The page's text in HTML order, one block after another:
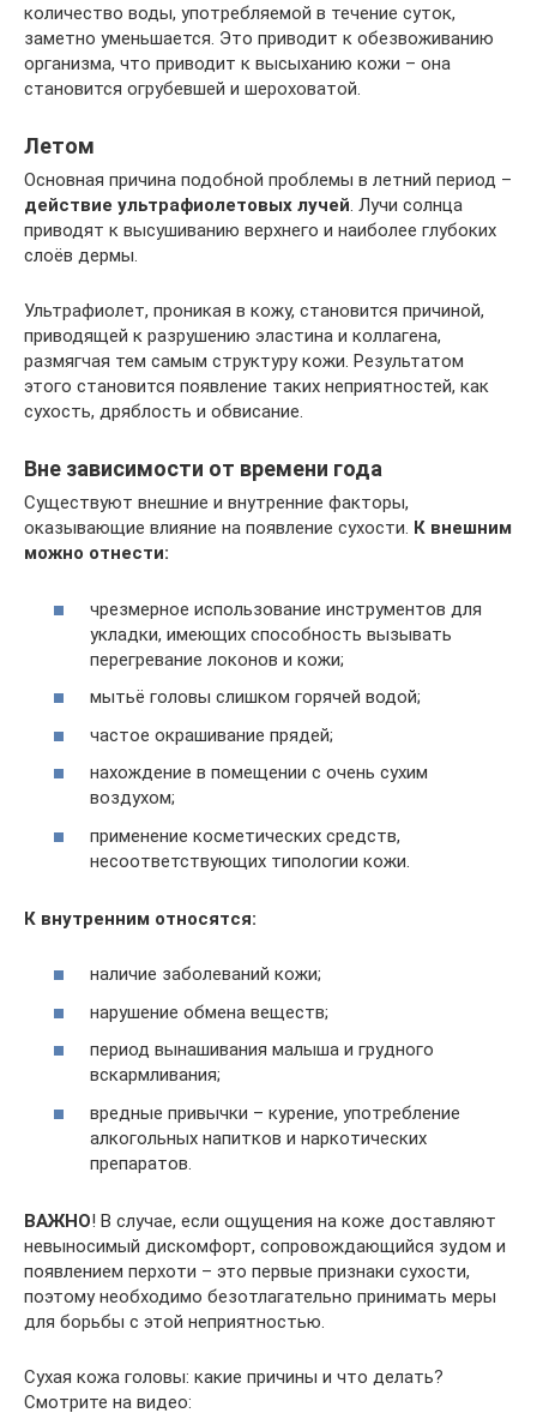
количество воды, употребляемой в течение суток,
заметно уменьшается. Это приводит к обезвоживанию
организма, что приводит к высыханию кожи – она
становится огрубевшей и шероховатой.
Летом
Основная причина подобной проблемы в летний период –
действие ультрафиолетовых лучей. Лучи солнца
приводят к высушиванию верхнего и наиболее глубоких
слоёв дермы.
Ультрафиолет, проникая в кожу, становится причиной,
приводящей к разрушению эластина и коллагена,
размягчая тем самым структуру кожи. Результатом
этого становится появление таких неприятностей, как
сухость, дряблость и обвисание.
Вне зависимости от времени года
Существуют внешние и внутренние факторы,
оказывающие влияние на появление сухости. К внешним
можно отнести:
чрезмерное использование инструментов для
укладки, имеющих способность вызывать
перегревание локонов и кожи;
мытьё головы слишком горячей водой;
частое окрашивание прядей;
нахождение в помещении с очень сухим
воздухом;
применение косметических средств,
несоответствующих типологии кожи.
К внутренним относятся:
наличие заболеваний кожи;
нарушение обмена веществ;
период вынашивания малыша и грудного
вскармливания;
вредные привычки – курение, употребление
алкогольных напитков и наркотических
препаратов.
ВАЖНО! В случае, если ощущения на коже доставляют
невыносимый дискомфорт, сопровождающийся зудом и
появлением перхоти – это первые признаки сухости,
поэтому необходимо безотлагательно принимать меры
для борьбы с этой неприятностью.
Сухая кожа головы: какие причины и что делать?
Смотрите на видео: